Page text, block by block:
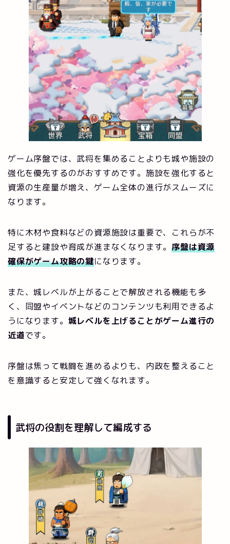
ゲーム序盤では、武将を集めることよりも城や施設の
強化を優先するのがおすすめです。施設を強化すると
資源の生産量が増え、ゲーム全体の進行がスムーズに
なります。
特に木材や食料などの資源施設は重要で、これらが不
足すると建設や育成が進まなくなります。序盤は資源
確保がゲーム攻略の鍵になります。
また、城レベルが上がることで解放される機能も多
く、同盟やイベントなどのコンテンツも利用できるよ
うになります。 城レベルを上げることがゲーム進行の
近道です。
序盤は焦って戦闘を進めるよりも、内政を整えること
を意識すると安定して強くなれます。
武将の役割を理解して編成する